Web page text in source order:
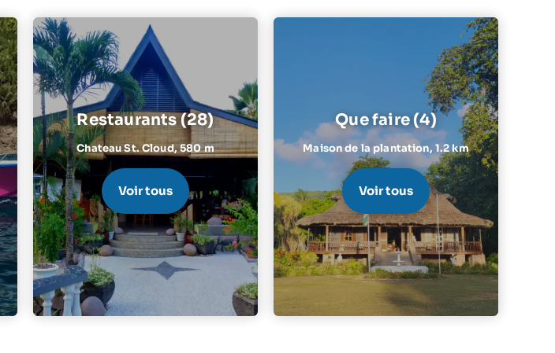
Restaurants (28)
Chateau St. Cloud,580 m
Voir tous
Que faire (4)
Maison de la plantation, 1.2 km
Voir tous